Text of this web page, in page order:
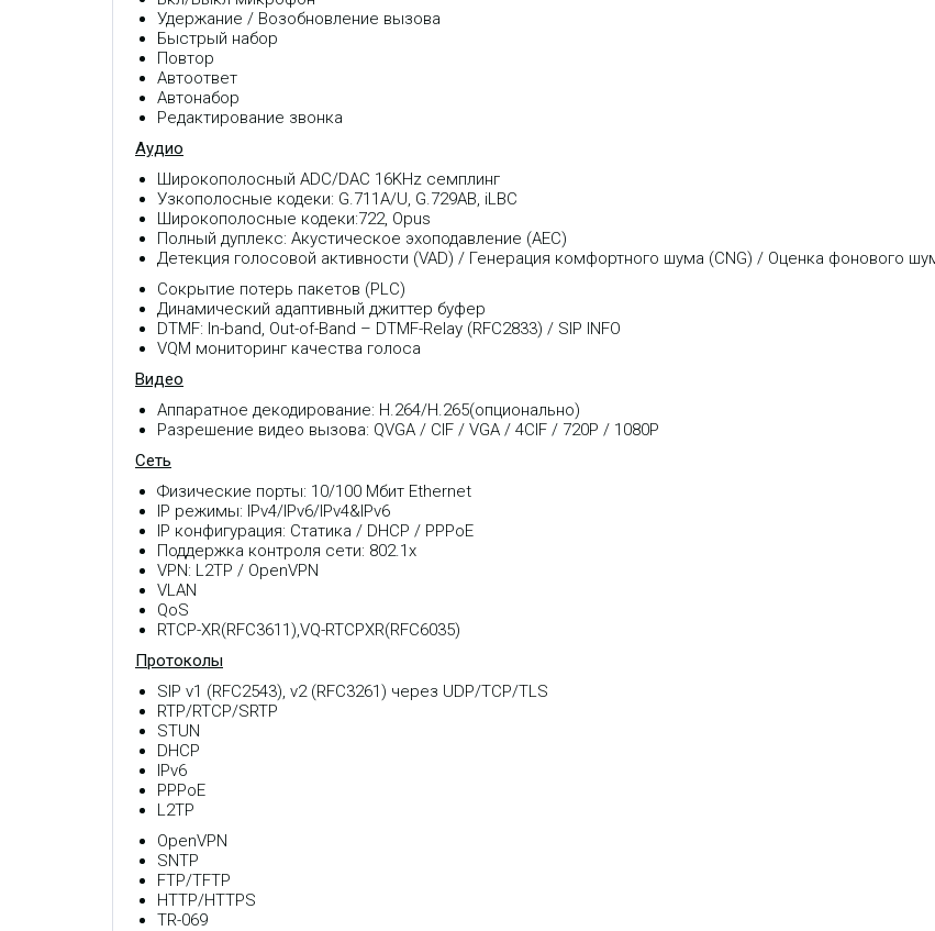
Удержание / Возобновление вызова
Быстрый набор
Повтор
Автоответ
Автонабор
Редактирование звонка
Аудио
Широкополосный ADC/DAC 16KHz семплинг
Узкополосные кодеки: G.711A/U, G.729AB, iLBC
Широкополосные кодеки:722, Opus
Полный дуплекс: Акустическое эхоподавление (AEC)
Детекция голосовой активности (VAD) / Генерация комфортного шума (CNG) / Оценка фонового
Сокрытие потерь пакетов (PLC)
Динамический адаптивный джиттер буфер
DTMF: In-band, Out-of-Band – DTMF-Relay (RFC2833) / SIP INFO
VQM мониторинг качества голоса
Видео
Аппаратное декодирование: H.264/H.265(опционально)
Разрешение видео вызова: QVGA / CIF / VGA / 4CIF / 720P / 1080P
Сеть
Физические порты: 10/100 Мбит Ethernet
IP режимы: IPv4/IPv6/IPv4&IPv6
IP конфигурация: Статика / DHCP / PPPoE
Поддержка контроля сети: 802.1x
VPN: L2TP / OpenVPN
VLAN
QoS
RTCP-XR(RFC3611),VQ-RTCPXR(RFC6035)
Протоколы
SIP v1 (RFC2543), v2 (RFC3261) через UDP/TCP/TLS
RTP/RTCP/SRTP
STUN
DHCP
IPv6
PPPoE
L2TP
OpenVPN
SNTP
FTP/TFTP
HTTP/HTTPS
TR-069